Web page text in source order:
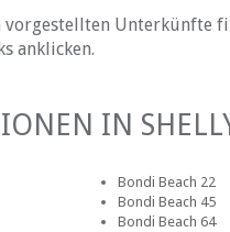
Unterkünfte
anklicken.
IN
Bondi Beach 22
Bondi Beach 45
Bondi Beach 64